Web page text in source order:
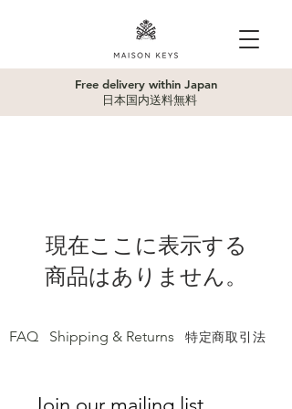
Free delivery within Japan
日本国内送料無料
現在ここに表示する
商品はありません。
FAQ Shipping & Returns 特定商取引法